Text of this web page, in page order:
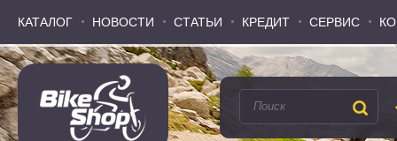
КАТАЛОГ НОВОСТИ СТАТЬИ КРЕДИТ СЕРВИС
КАТАЛОГ НОВОСТИ СТАТЬИ КРЕДИТ СЕРВИС